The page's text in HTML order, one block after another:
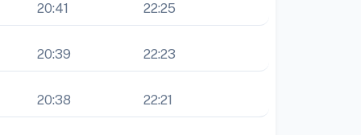
20:41 22:25
20:39 22:23
20:38 22:21